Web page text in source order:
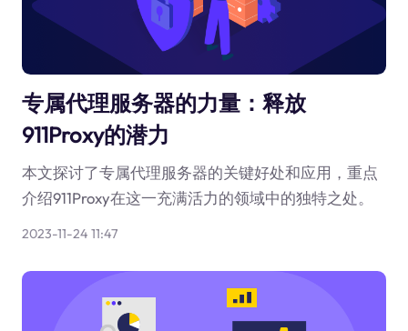
专属代理服务器的力量：释放
911Proxy的潜力
本文探讨了专属代理服务器的关键好处和应用，重点
介绍911Proxy在这一充满活力的领域中的独特之处。
2023-11-24 11:47